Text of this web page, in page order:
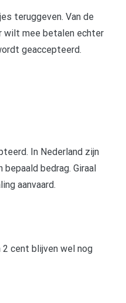
teruggeven. Van de
wilt mee betalen echter
geaccepteerd.
In Nederland zijn
bedrag. Giraal
aanvaard.
2 cent blijven wel nog